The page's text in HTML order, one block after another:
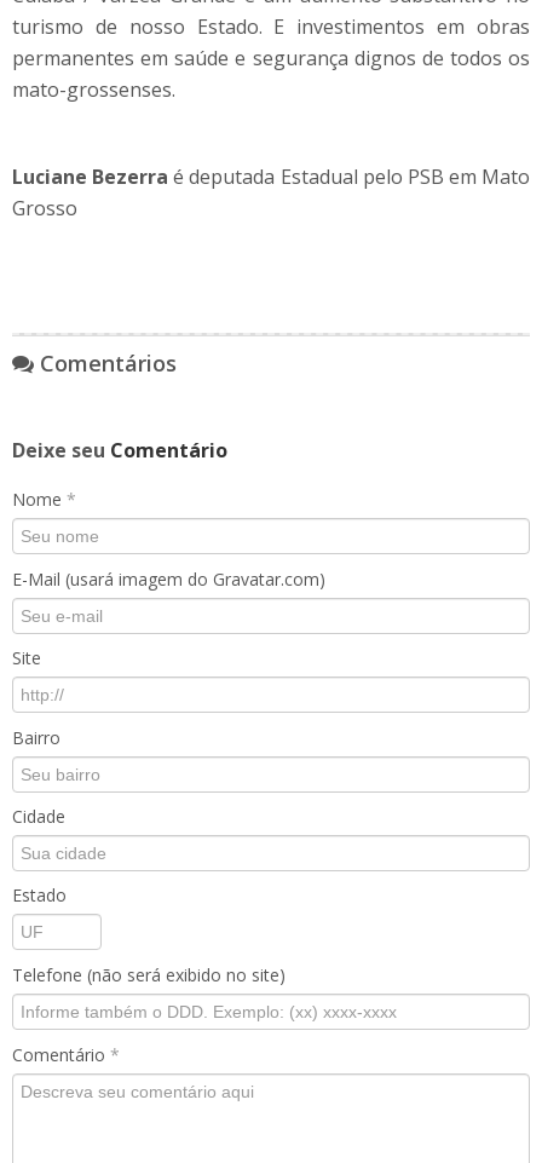
turismo de nosso Estado. E investimentos em obras
permanentes em saúde e segurança dignos de todos os
mato-grossenses.
Luciane Bezerra é deputada Estadual pelo PSB em Mato
Grosso
Comentários
Deixe seu Comentário
Nome *
E-Mail (usará imagem do Gravatar.com)
Site
Bairro
Cidade
Estado
Telefone (não será exibido no site)
Comentário *